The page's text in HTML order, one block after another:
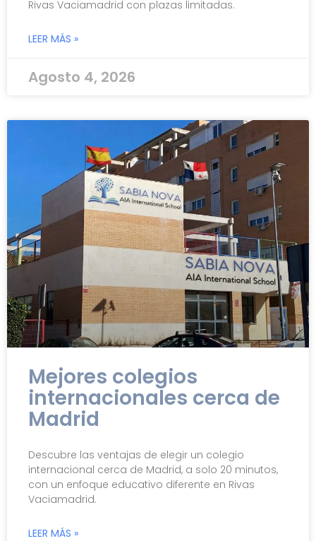
Rivas Vaciamadrid con plazas limitadas.
LEER MÁS »
Agosto 4, 2026
Mejores colegios
internacionales cerca de
Madrid
Descubre las ventajas de elegir un colegio
internacional cerca de Madrid, a solo 20 minutos,
con un enfoque educativo diferente en Rivas
Vaciamadrid.
LEER MÁS »